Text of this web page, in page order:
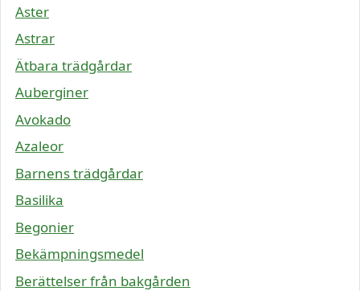
Aster
Astrar
Ätbara trädgårdar
Auberginer
Avokado
Azaleor
Barnens trädgårdar
Basilika
Begonier
Bekämpningsmedel
Berättelser från bakgården